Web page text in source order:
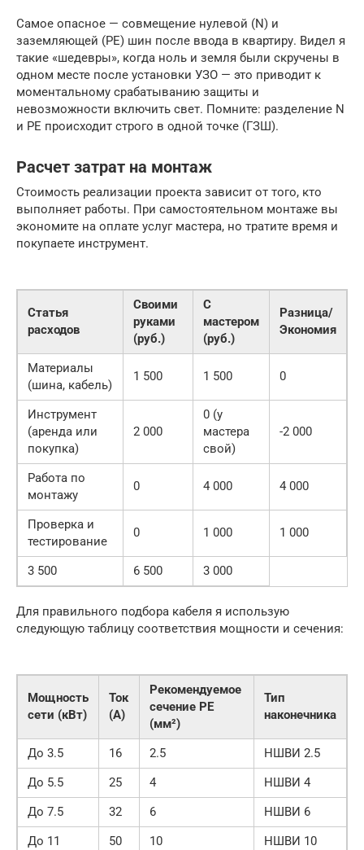
Самое опасное — совмещение нулевой (N) и
заземляющей (PE) шин после ввода в квартиру. Видел я
такие «шедевры», когда ноль и земля были скручены в
одном месте после установки УЗО — это приводит к
моментальному срабатыванию защиты и
невозможности включить свет. Помните: разделение N
и PE происходит строго в одной точке (ГЗШ).
Расчет затрат на монтаж
Стоимость реализации проекта зависит от того, кто
выполняет работы. При самостоятельном монтаже вы
экономите на оплате услуг мастера, но тратите время и
покупаете инструмент.
Статья
расходов
Своими
руками
(руб.)
С
мастером
(руб.)
Разница/
Экономия
Материалы
(шина, кабель)
1 500 1 500 0
Инструмент
(аренда или
покупка)
2 000
0 (у
мастера
свой)
-2 000
Работа по
монтажу
0 4 000 4 000
Проверка и
тестирование
0 1 000 1 000
3 500 6 500 3 000
Для правильного подбора кабеля я использую
следующую таблицу соответствия мощности и сечения:
Мощность
сети (кВт)
Ток
(А)
Рекомендуемое
сечение PE
(мм²)
Тип
наконечника
До 3.5 16 2.5
НШВИ 2.5
До 5.5
25 4
НШВИ 4
До 7.5
32 6
НШВИ 6
До 11
50 10 НШВИ 10